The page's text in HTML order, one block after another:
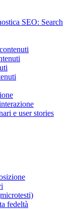
SEO: Search
e user stories
fedeltà